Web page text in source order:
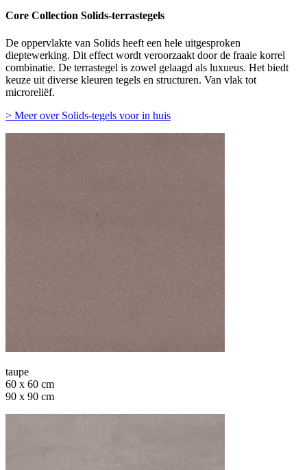
Core Collection Solids-terrastegels
De oppervlakte van Solids heeft een hele uitgesproken
dieptewerking. Dit effect wordt veroorzaakt door de fraaie korrel
combinatie. De terrastegel is zowel gelaagd als luxueus. Het biedt
keuze uit diverse kleuren tegels en structuren. Van vlak tot
microreliëf.
> Meer over Solids-tegels voor in huis
taupe
60 x 60 cm
90 x 90 cm